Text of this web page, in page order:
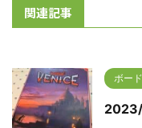
関連記事
ボー